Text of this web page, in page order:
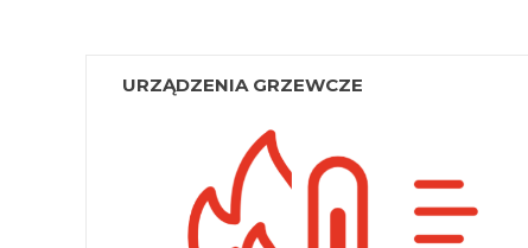
URZĄDZENIA GRZEWCZE
Palniki gazowe
Suszarki laboratoryjne
Cieplarki laboratoryjne